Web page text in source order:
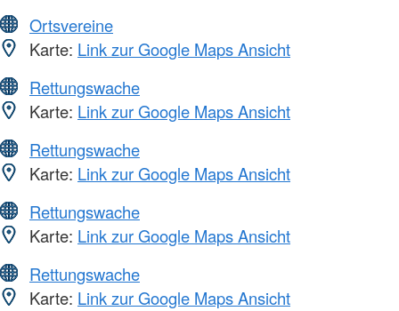
Ortsvereine
Karte: Link zur Google Maps Ansicht
Rettungswache
Karte: Link zur Google Maps Ansicht
Rettungswache
Karte: Link zur Google Maps Ansicht
Rettungswache
Karte: Link zur Google Maps Ansicht
Rettungswache
Karte: Link zur Google Maps Ansicht